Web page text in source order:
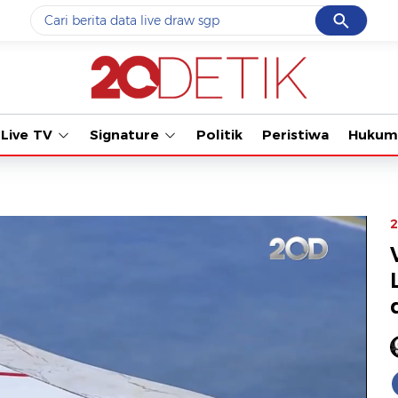
Cancel
Yang sedang ramai dicari
data live draw sgp
#3senjata
#5gempa hari ini
Loading...
Live TV Signature Politik Peristiwa Hukum